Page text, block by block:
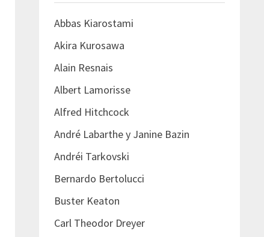
Abbas Kiarostami
Akira Kurosawa
Alain Resnais
Albert Lamorisse
Alfred Hitchcock
André Labarthe y Janine Bazin
Andréi Tarkovski
Bernardo Bertolucci
Buster Keaton
Carl Theodor Dreyer